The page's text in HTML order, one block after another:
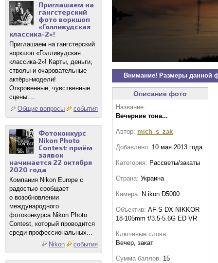
Приглашаем на
гангстерский
фото воркшоп
«Голливудская
классика-2»!
Приглашаем на гангстерский
воркшоп «Голливудская
классика-2»! Карты, деньги,
стволы и очаровательные
актёры-модели!
Откровенные, чувственные
сцены:...
Общие вопросы
события
Фотоконкурс
Nikon Photo
Contest: приём
заявок
начинается 22 октября
2020 года
Компания Nikon Europe с
радостью сообщает
о возобновлении
международного
фотоконкурса Nikon Photo
Contest, который проводится
среди профессиональных...
Nikon
события
Внимание! Размеры данной
Описание фото
Название:
Вечерние тона...
Автор: mich_s_zak
Добавлено: 10 мая 2013 года
Категория: Рассветы/закаты
Страна: Украина
Камера: N ikon D5000
Объектив: AF-S DX NIKKOR
18-105mm f/3.5-5.6G ED VR
Ключевые слова:
Вечер, закат
Сумма баллов: 15